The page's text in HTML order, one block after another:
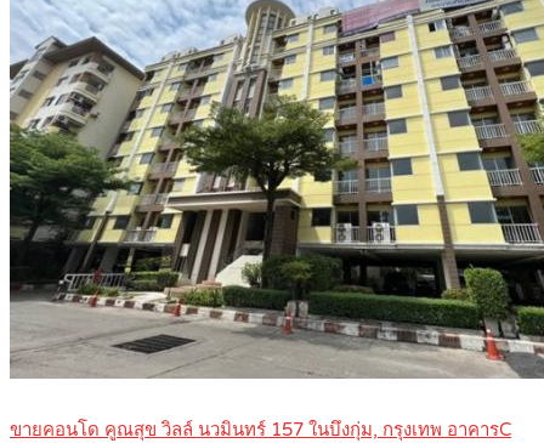
ขายคอนโด คูณสุข วิลล์ นวมินทร์ 157 ในบึงกุ่ม, กรุงเทพ อาคารC